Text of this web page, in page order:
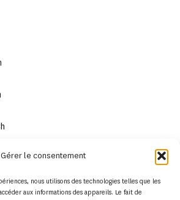
Gérer le consentement
nous utilisons des technologies telles que les
aux informations des appareils. Le fait de